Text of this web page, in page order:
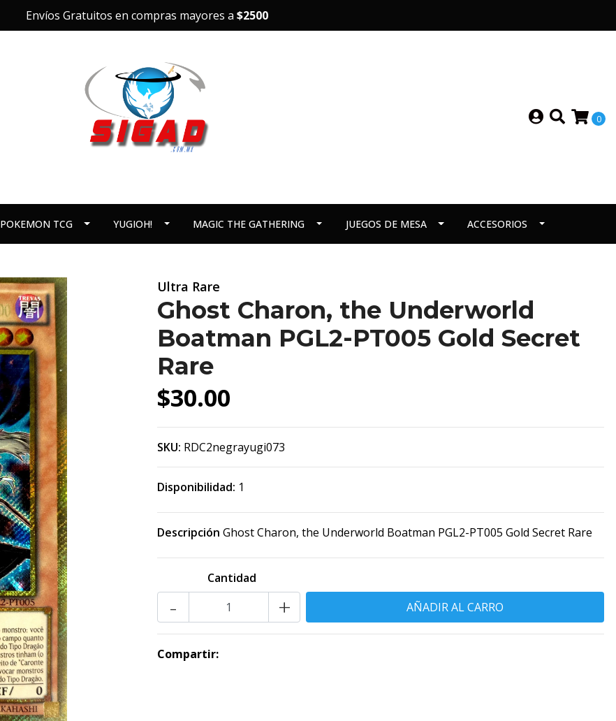
Envíos Gratuitos en compras mayores a $2500
0
POKEMON TCG YUGIOH! MAGIC THE GATHERING JUEGOS DE MESA ACCESORIOS
Ultra Rare
Ghost Charon, the Underworld
Boatman PGL2-PT005 Gold Secret
Rare
$30.00
SKU: RDC2negrayugi073
Disponibilidad: 1
Descripción Ghost Charon, the Underworld Boatman PGL2-PT005 Gold Secret Rare
Cantidad
+
-
Compartir: